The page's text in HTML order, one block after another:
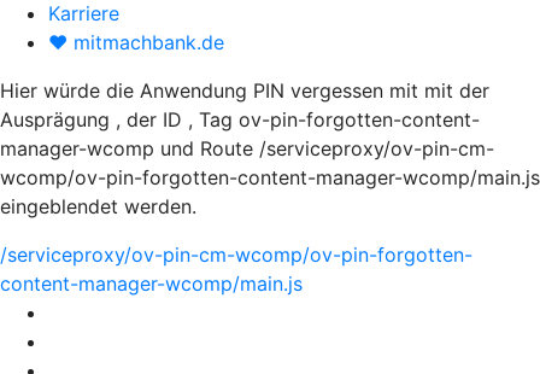
Karriere
♥ mitmachbank.de
Hier würde die Anwendung PIN vergessen mit mit der
Ausprägung , der ID , Tag ov-pin-forgotten-content-
manager-wcomp und Route /serviceproxy/ov-pin-cm-
wcomp/ov-pin-forgotten-content-manager-wcomp/main.js
eingeblendet werden.
/serviceproxy/ov-pin-cm-wcomp/ov-pin-forgotten-
content-manager-wcomp/main.js